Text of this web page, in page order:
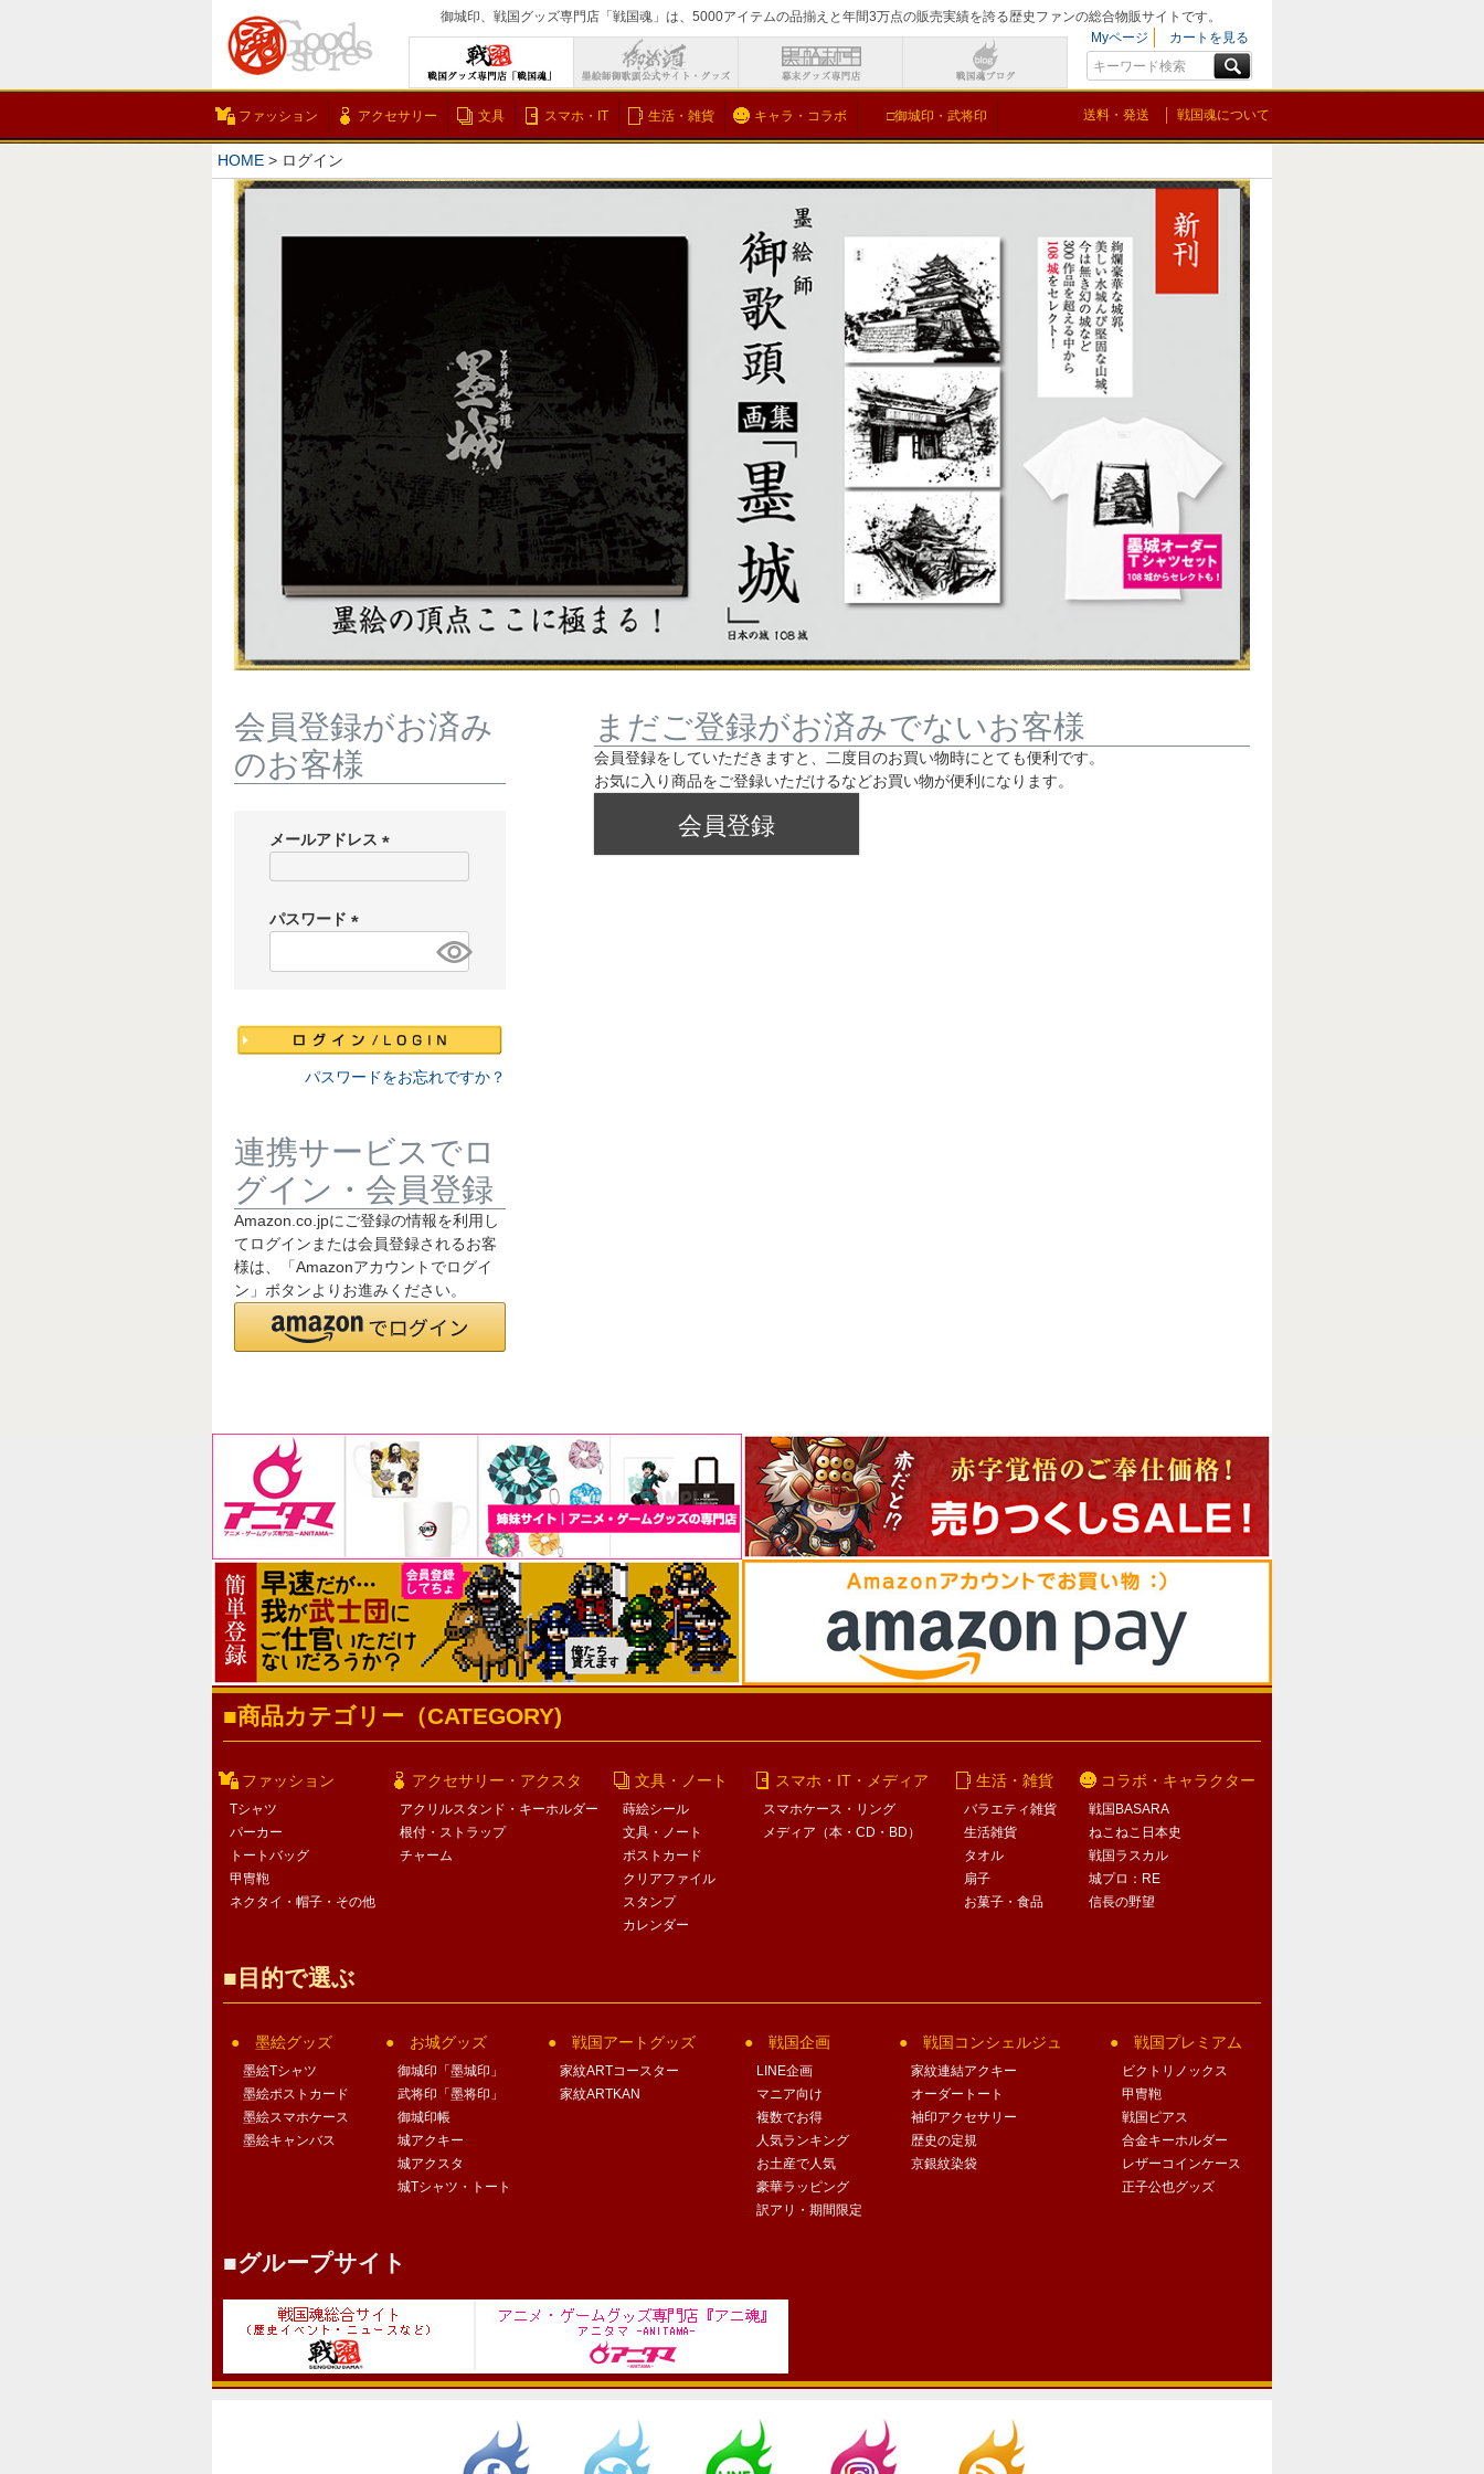
御城印、戦国グッズ専門店「戦国魂」は、5000アイテムの品揃えと年間3万点の販売実績を誇る歴史ファンの総合物販サイトです。
Myページ
カートを見る
検索
ファッション アクセサリー 文具 スマホ・IT 生活・雑貨 キャラ・コラボ □御城印・武将印 送料・発送 戦国魂について
HOME ログイン
会員登録がお済み
のお客様
メールアドレス
)
パスワード
必
パスワードをお忘れですか？
連携サービスでロ
グイン・会員登録
Amazon.co.jpにご登録の情報を利用し
てログインまたは会員登録されるお客
様は、「Amazonアカウントでログイ
ン」ボタンよりお進みください。
まだご登録がお済みでないお客様
会員登録をしていただきますと、二度目のお買い物時にとても便利です。
お気に入り商品をご登録いただけるなどお買い物が便利になります。
会員登録
商品カテゴリー（CATEGORY)
ファッション
Tシャツ
パーカー
トートバッグ
甲冑鞄
ネクタイ・帽子・その他
アクセサリー・アクスタ
アクリルスタンド・キーホルダー
根付・ストラップ
チャーム
文具・ノート
蒔絵シール
文具・ノート
ポストカード
クリアファイル
スタンプ
カレンダー
スマホ・IT・メディア
スマホケース・リング
メディア（本・CD・BD）
生活・雑貨
バラエティ雑貨
生活雑貨
タオル
扇子
お菓子・食品
コラボ・キャラクター
戦国BASARA
ねこねこ日本史
戦国ラスカル
城プロ：RE
信長の野望
目的で選ぶ
墨絵グッズ
墨絵Tシャツ
墨絵ポストカード
墨絵スマホケース
墨絵キャンバス
お城グッズ
御城印「墨城印」
武将印「墨将印」
御城印帳
城アクキー
城アクスタ
城Tシャツ・トート
戦国アートグッズ
家紋ARTコースター
家紋ARTKAN
戦国企画
LINE企画
マニア向け
複数でお得
人気ランキング
お土産で人気
豪華ラッピング
訳アリ・期間限定
戦国コンシェルジュ
家紋連結アクキー
オーダートート
袖印アクセサリー
歴史の定規
京銀紋染袋
戦国プレミアム
ビクトリノックス
甲冑鞄
戦国ピアス
合金キーホルダー
レザーコインケース
正子公也グッズ
グループサイト